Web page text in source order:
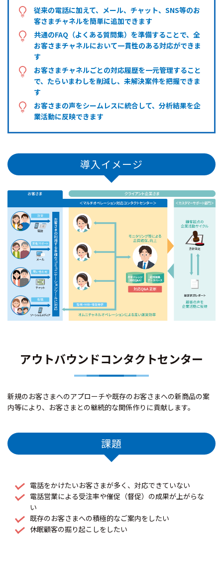
従来の電話に加えて、メール、チャット、SNS等のお
客さまチャネルを簡単に追加できます
共通のFAQ（よくある質問集）を準備することで、全
お客さまチャネルにおいて一貫性のある対応ができま
す
お客さまチャネルごとの対応履歴を一元管理すること
で、たらいまわしを削減し、未解決案件を把握できま
す
お客さまの声をシームレスに統合して、分析結果を企
業活動に反映できます
導入イメージ
アウトバウンドコンタクトセンター
新規のお客さまへのアプローチや既存のお客さまへの新商品の案
内等により、お客さまとの継続的な関係作りに貢献します。
課題
電話をかけたいお客さまが多く、対応できていない
電話営業による受注率や催促（督促）の成果が上がらな
い
既存のお客さまへの積極的なご案内をしたい
休眠顧客の掘り起こしをしたい